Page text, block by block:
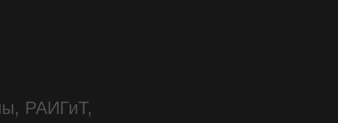
РАИГиТ,